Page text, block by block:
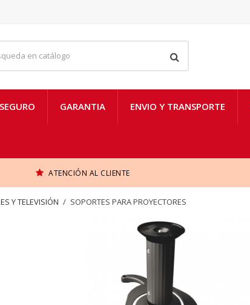
GARANTIA ENVIO Y TRANSPORTE
ATENCIÓN AL CLIENTE
Y TELEVISIÓN SOPORTES PARA PROYECTORES